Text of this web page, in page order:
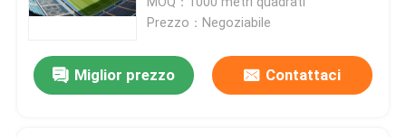
Chi Siamo
Prezzo：Negoziabile
Miglior prezzo Contattaci